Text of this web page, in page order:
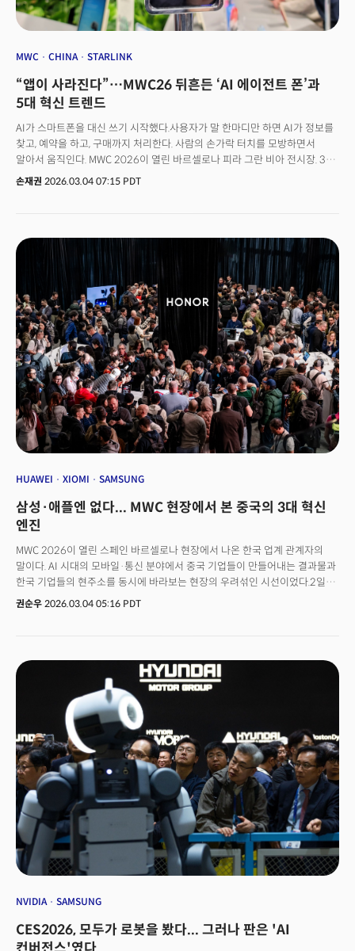
MWC CHINA STARLINK
“앱이 사라진다”…MWC26 뒤흔든 ‘AI 에이전트 폰’과
5대 혁신 트렌드
AI가 스마트폰을 대신 쓰기 시작했다.사용자가 말 한마디만 하면 AI가 정보를
찾고, 예약을 하고, 구매까지 처리한다. 사람의 손가락 터치를 모방하면서
알아서 움직인다. MWC 2026이 열린 바르셀로나 피라 그란 비아 전시장. 3월
2일 개막과 함께 현장에 들어서는 순간, 올해의 화두는 단 하나였다. AI
바뀌고 있었다.스마트폰 경쟁의 축이 바뀌고 있다. '무슨 앱을 돌리느냐'가
아니라, 'AI가 얼마나 많은 일을 대신해주느냐'가 새로운 기준이 되고 있다.
애플과 삼성의 양강 구도 속에 '스마트폰의 시대가 저문다'던 평가가 무색하게,
MWC 2026 전시장은 모바일 기기의 재정의를 선언하는 혁신 제품들로 가득
찼다. 로봇처럼 피사체를 따라가는 짐벌 카메라폰, 물속에서도 거뜬한 폴더블,
포트를 갈아 끼우는 모듈형 랩탑 및 위성통신(스타링크 모바일)까지 현장에서
확인한 5대 핵심 트렌드를 정리했다.👉 삼성·애플엔 없다... MWC 현장에서 본
중국의 3대 혁신 엔진
손재권 2026.03.04 07:15 PDT
HUAWEI XIOMI SAMSUNG
삼성·애플엔 없다... MWC 현장에서 본 중국의 3대 혁신
엔진
MWC 2026이 열린 스페인 바르셀로나 현장에서 나온 한국 업계 관계자의
말이다. AI 시대의 모바일·통신 분야에서 중국 기업들이 만들어내는 결과물과
한국 기업들의 현주소를 동시에 바라보는 현장의 우려섞인 시선이었다.2일
(현지시간) 개막한 MWC 2026에서 화웨이·아너·비보·ZTE·레노보 등 중국
의존 없이 작동하는 수직 통합 생태계를 완성형에 가까운 모습으로 내놓고
있다. 이번 MWC는 중국 기업들이 하드웨어 제조 역량과 소프트웨어·AI·통신
인프라를 하나로 묶은 전략을 공개 선언한 자리였다. 단말기 경쟁을 넘어
플랫폼 표준 주도권으로 전선이 확대되고 있다.
권순우 2026.03.04 05:16 PDT
NVIDIA SAMSUNG
CES2026, 모두가 로봇을 봤다... 그러나 판은 'AI